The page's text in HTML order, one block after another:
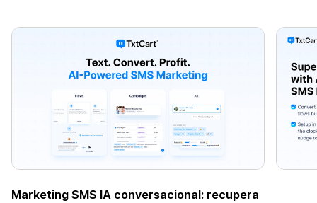
Marketing SMS IA conversacional: recupera